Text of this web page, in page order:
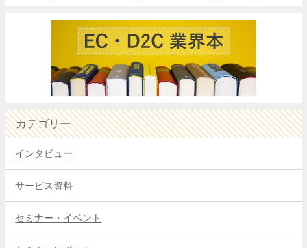
カテゴリー
インタビュー
サービス資料
セミナー・イベント